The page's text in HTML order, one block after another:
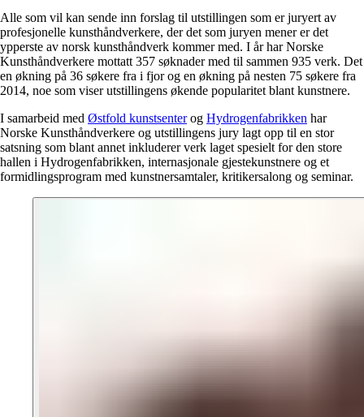
Alle som vil kan sende inn forslag til utstillingen som er juryert av
profesjonelle kunsthåndverkere, der det som juryen mener er det
ypperste av norsk kunsthåndverk kommer med. I år har Norske
Kunsthåndverkere mottatt 357 søknader med til sammen 935 verk. Det
en økning på 36 søkere fra i fjor og en økning på nesten 75 søkere fra
2014, noe som viser utstillingens økende popularitet blant kunstnere.
I samarbeid med Østfold kunstsenterog Hydrogenfabrikken har
Norske Kunsthåndverkere og utstillingens jury lagt opp til en stor
satsning som blant annet inkluderer verk laget spesielt for den store
hallen i Hydrogenfabrikken, internasjonale gjestekunstnere og et
formidlingsprogram med kunstnersamtaler, kritikersalong og seminar.